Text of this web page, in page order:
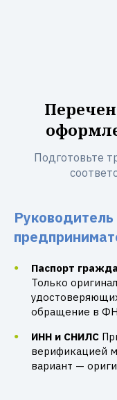
Подготовьте
Паспорт
Только
обращение в
ИНН и СНИЛС
верификацией
вариант —